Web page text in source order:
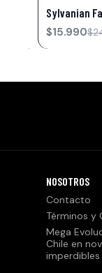
Sylvanian
$15.990
NOSOTROS
Contacto
Términos y
Mega
Chile en